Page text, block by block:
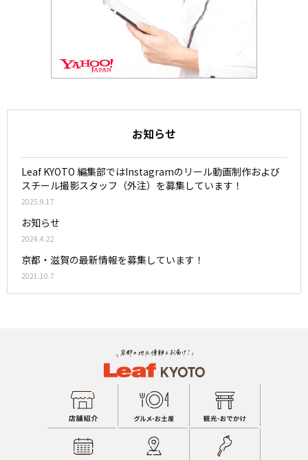
お知らせ
Leaf KYOTO 編集部ではInstagramのリール動画制作および
スチール撮影スタッフ（外注）を募集しています！
2025.9.17
お知らせ
2024.4.22
京都・滋賀の最新情報を募集しています！
2021.10.7